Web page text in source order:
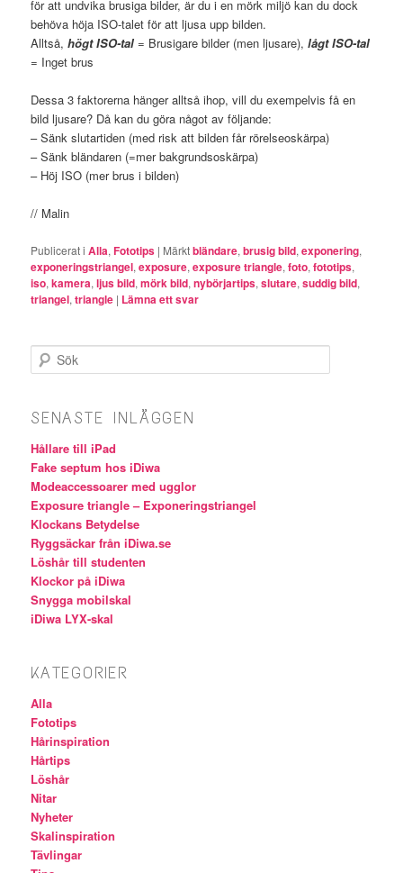
för att undvika brusiga bilder, är du i en mörk miljö kan du dock
behöva höja ISO-talet för att ljusa upp bilden.
Alltså,högt ISO-tal = Brusigare bilder (men ljusare), lågt ISO-tal
= Inget brus
Dessa 3 faktorerna hänger alltså ihop, vill du exempelvis få en
bild ljusare? Då kan du göra något av följande:
– Sänk slutartiden (med risk att bilden får rörelseoskärpa)
– Sänk bländaren (=mer bakgrundsoskärpa)
– Höj ISO (mer brus i bilden)
// Malin
Publicerat i Alla,Fototips | Märktbländare,brusig bild,exponering,
exponeringstriangel,exposure,exposure triangle,foto,fototips,
iso,kamera,ljus bild,mörk bild,nybörjartips,slutare,suddig bild,
triangel,triangle | Lämna ett svar
Sök
SENASTE INLÄGGEN
Hållare till iPad
Fake septum hos iDiwa
Modeaccessoarer med ugglor
Exposure triangle – Exponeringstriangel
Klockans Betydelse
Ryggsäckar från iDiwa.se
Löshår till studenten
Klockor på iDiwa
Snygga mobilskal
iDiwa LYX-skal
KATEGORIER
Alla
Fototips
Hårinspiration
Hårtips
Löshår
Nitar
Nyheter
Skalinspiration
Tävlingar